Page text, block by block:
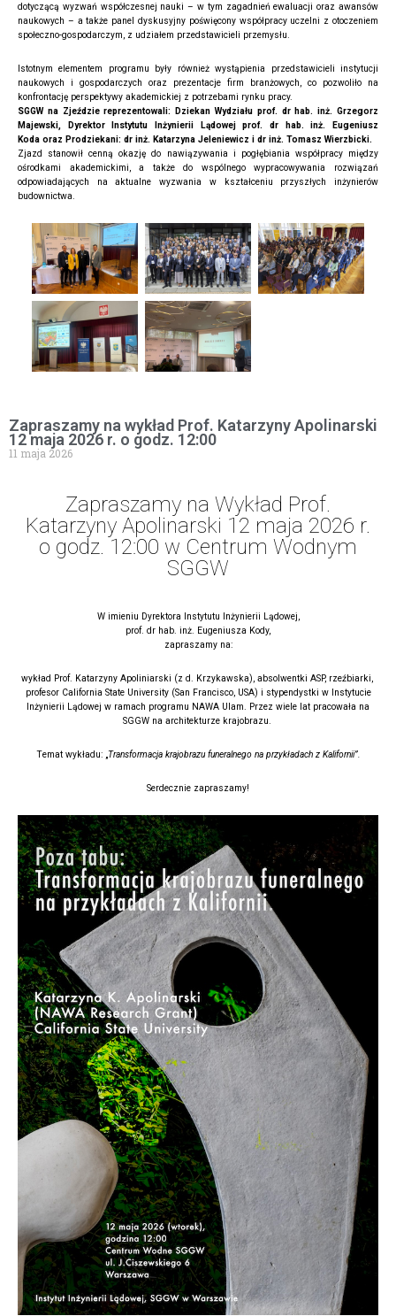
dotyczącą wyzwań współczesnej nauki – w tym zagadnień ewaluacji oraz awansów
naukowych – a także panel dyskusyjny poświęcony współpracy uczelni z otoczeniem
społeczno-gospodarczym, z udziałem przedstawicieli przemysłu.
Istotnym elementem programu były również wystąpienia przedstawicieli instytucji
naukowych i gospodarczych oraz prezentacje firm branżowych, co pozwoliło na
konfrontację perspektywy akademickiej z potrzebami rynku pracy.
SGGW na Zjeździe reprezentowali: Dziekan Wydziału prof. dr hab. inż. Grzegorz
Majewski, Dyrektor Instytutu Inżynierii Lądowej prof. dr hab. inż. Eugeniusz
Koda oraz Prodziekani: dr inż. Katarzyna Jeleniewicz i dr inż. Tomasz Wierzbicki.
Zjazd stanowił cenną okazję do nawiązywania i pogłębiania współpracy między
ośrodkami akademickimi, a także do wspólnego wypracowywania rozwiązań
odpowiadających na aktualne wyzwania w kształceniu przyszłych inżynierów
budownictwa.
Zapraszamy na wykład Prof. Katarzyny Apolinarski
12 maja 2026 r. o godz. 12:00
11 maja 2026
Zapraszamy na Wykład Prof.
Katarzyny Apolinarski 12 maja 2026 r.
o godz. 12:00 w Centrum Wodnym
SGGW
W imieniu Dyrektora Instytutu Inżynierii Lądowej,
prof. dr hab. inż. Eugeniusza Kody,
zapraszamy na:
wykład Prof. Katarzyny Apoliniarski (z d. Krzykawska), absolwentki ASP, rzeźbiarki,
profesor California State University (San Francisco, USA) i stypendystki w Instytucie
Inżynierii Lądowej w ramach programu NAWA Ulam. Przez wiele lat pracowała na
SGGW na architekturze krajobrazu.
Temat wykładu: „Transformacja krajobrazu funeralnego na przykładach z Kalifornii”.
Serdecznie zapraszamy!